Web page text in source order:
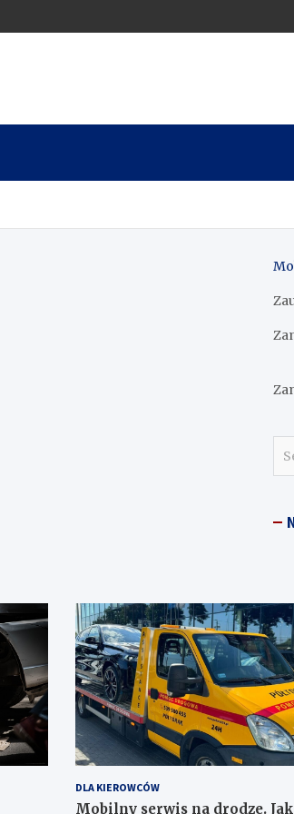
c
DLA KIEROWCÓW
Mobilny serwis na drodze.